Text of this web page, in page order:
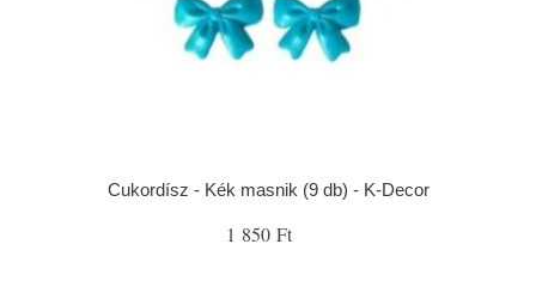
Cukordísz - Kék masnik (9 db) - K-Decor
1 850 Ft